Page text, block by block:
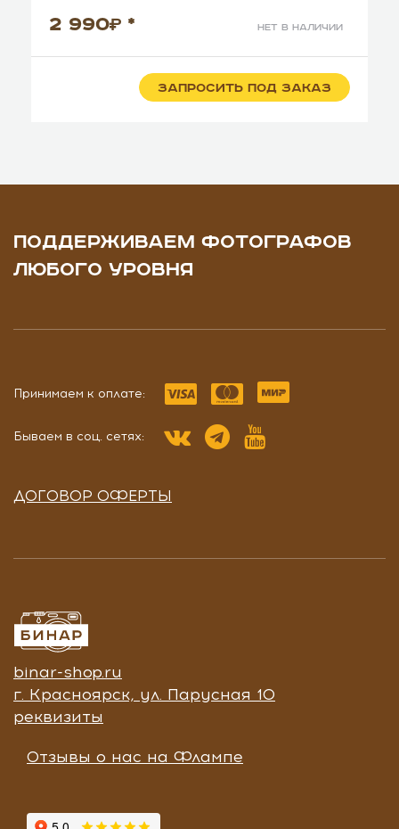
2 990 * нет в наличии
ЗАПРОСИТЬ ПОД ЗАКАЗ
ПОДДЕРЖИВАЕМ ФОТОГРАФОВ
ЛЮБОГО УРОВНЯ
Принимаем к оплате:
Бываем в соц. сетях:
ДОГОВОР ОФЕРТЫ
binar-shop.ru
г. Красноярск, ул. Парусная 10
реквизиты
Отзывы о нас на Флампе